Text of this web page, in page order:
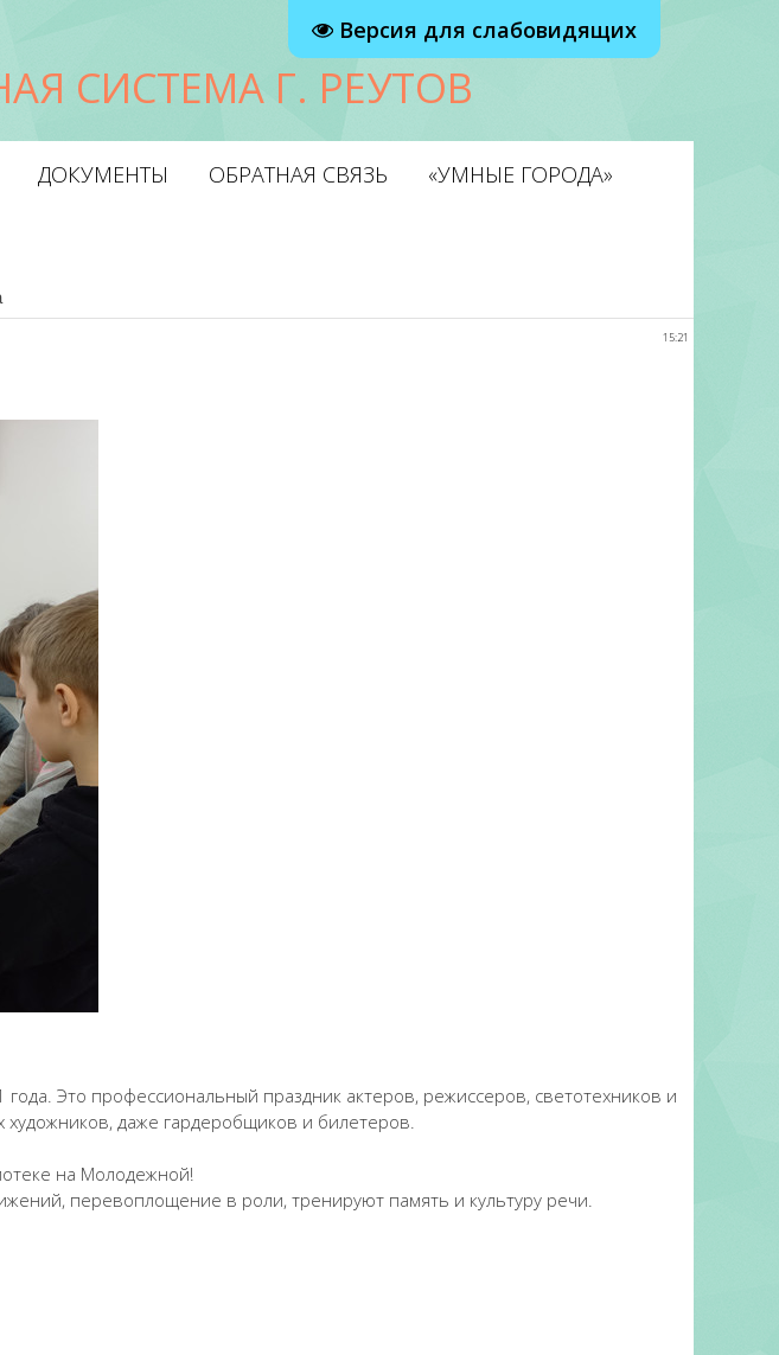
Версия для слабовидящих
СИСТЕМА Г. РЕУТОВ
ДОКУМЕНТЫ ОБРАТНАЯ СВЯЗЬ «УМНЫЕ ГОРОДА»
15:21
Это профессиональный праздник актеров, режиссеров, светотехников и
даже гардеробщиков и билетеров.
на Молодежной!
перевоплощение в роли, тренируют память и культуру речи.